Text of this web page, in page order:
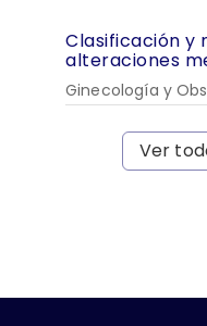
Clasificación y
alteraciones
Ginecología y
Ver